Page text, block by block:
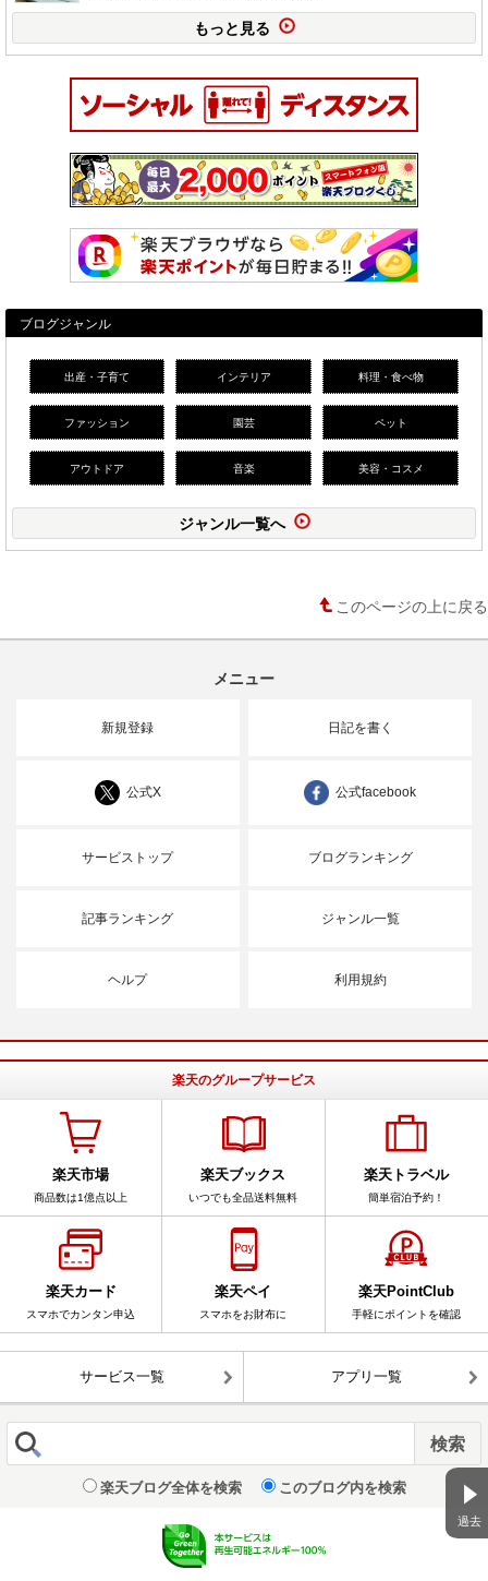
過去
もっと見る
ブログジャンル
出産・子育て インテリア 料理・食べ物
ファッション 園芸 ペット
アウトドア 音楽 美容・コスメ
ジャンル一覧へ
このページの上に戻る
メニュー
新規登録 日記を書く
公式X 公式facebook
サービストップ ブログランキング
記事ランキング ジャンル一覧
ヘルプ 利用規約
楽天のグループサービス
楽天市場
商品数は1億点以上
楽天ブックス
いつでも全品送料無料
楽天トラベル
簡単宿泊予約！
楽天カード
スマホでカンタン申込
楽天ペイ
スマホをお財布に
楽天PointClub
手軽にポイントを確認
サービス一覧 アプリ一覧
楽天ブログ全体を検索 このブログ内を検索